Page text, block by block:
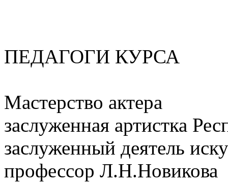
ПЕДАГОГИ КУРСА
Мастерство актера
заслуженная артистка
заслуженный деятель
профессор Л.Н.Новикова